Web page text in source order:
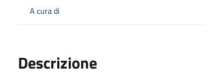
A cura di
Descrizione